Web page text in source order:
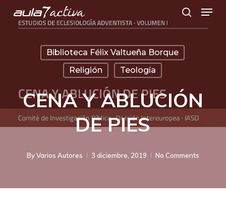
Menu
Biblioteca Félix Valtueña Borque
Religión
Teología
CENA Y ABLUCIÓN
DE PIES
ByVarios Autores 3 diciembre, 2019 No Comments